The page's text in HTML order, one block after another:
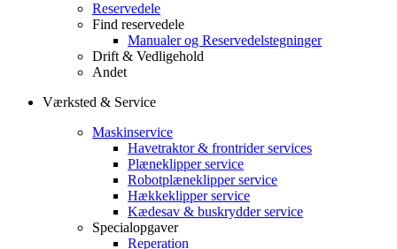
Reservedele
Find reservedele
Manualer og Reservedelstegninger
Drift & Vedligehold
Andet
Værksted & Service
Maskinservice
Havetraktor & frontrider services
Plæneklipper service
Robotplæneklipper service
Hækkeklipper service
Kædesav & buskrydder service
Specialopgaver
Reperation